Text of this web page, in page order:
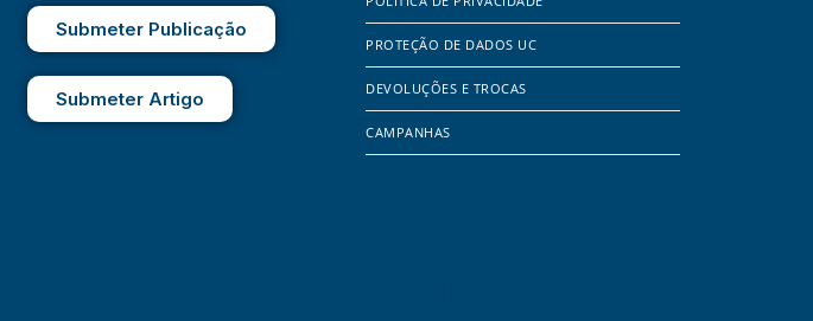
Submeter Publicação
Submeter Artigo
PROTEÇÃO DE DADOS UC
DEVOLUÇÕES E TROCAS
CAMPANHAS